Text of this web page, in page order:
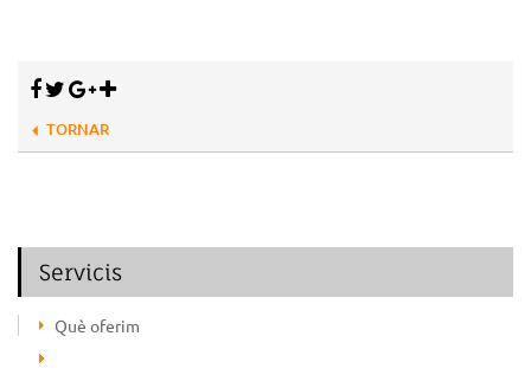
TORNAR
Servicis
Què oferim